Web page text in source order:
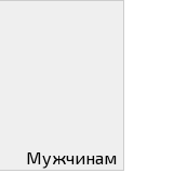
Мужчинам